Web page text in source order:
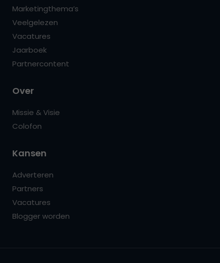
Marketingthema’s
Veelgelezen
Vacatures
Jaarboek
Partnercontent
Over
Missie & Visie
Colofon
Kansen
Adverteren
Partners
Vacatures
Blogger worden